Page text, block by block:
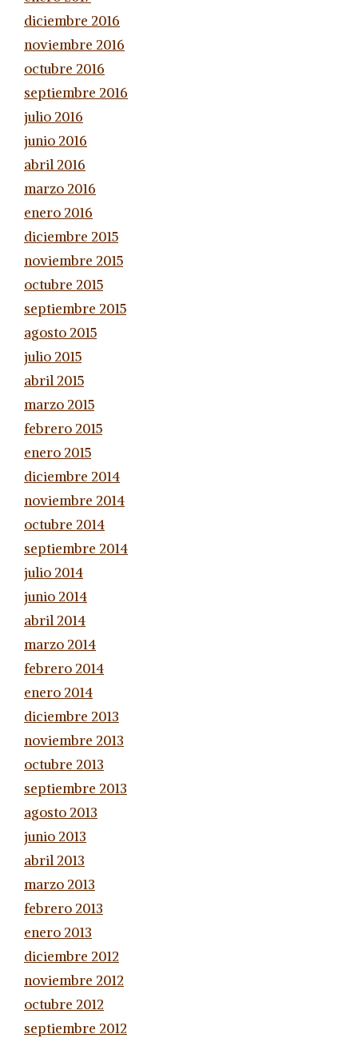
diciembre 2016
noviembre 2016
octubre 2016
septiembre 2016
julio 2016
junio 2016
abril 2016
marzo 2016
enero 2016
diciembre 2015
noviembre 2015
octubre 2015
septiembre 2015
agosto 2015
julio 2015
abril 2015
marzo 2015
febrero 2015
enero 2015
diciembre 2014
noviembre 2014
octubre 2014
septiembre 2014
julio 2014
junio 2014
abril 2014
marzo 2014
febrero 2014
enero 2014
diciembre 2013
noviembre 2013
octubre 2013
septiembre 2013
agosto 2013
junio 2013
abril 2013
marzo 2013
febrero 2013
enero 2013
diciembre 2012
noviembre 2012
octubre 2012
septiembre 2012